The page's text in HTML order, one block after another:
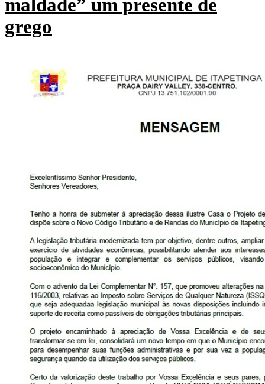
maldade” um presente de
grego